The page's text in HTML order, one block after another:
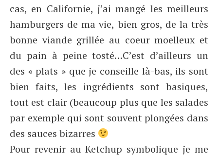
cas, en Californie, j’ai mangé les meilleurs
hamburgers de ma vie, bien gros, de la très
bonne viande grillée au coeur moelleux et
du pain à peine tosté…C’est d’ailleurs un
des « plats » que je conseille là-bas, ils sont
bien faits, les ingrédients sont basiques,
tout est clair (beaucoup plus que les salades
par exemple qui sont souvent plongées dans
des sauces bizarres
Pour revenir au Ketchup symbolique je me